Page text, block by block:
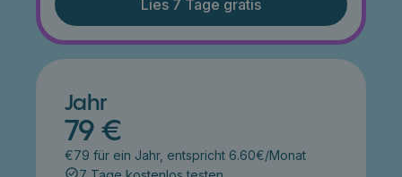
Lies 7 Tage gratis
Jahr
79 €
€79 für ein Jahr, entspricht 6.60€/Monat